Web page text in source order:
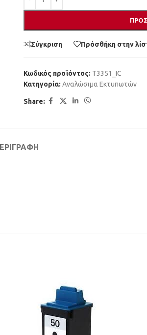
Σύγκριση Πρόσθήκη στην
Κωδικός προϊόντος: T3351_IC
Κατηγορία: Αναλώσιμα Εκτυπωτών
Share: